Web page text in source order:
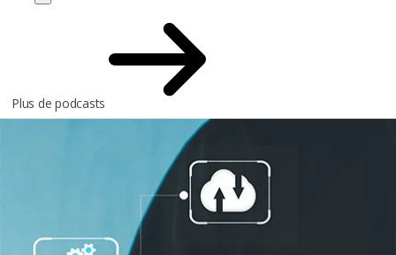
Plus de podcasts